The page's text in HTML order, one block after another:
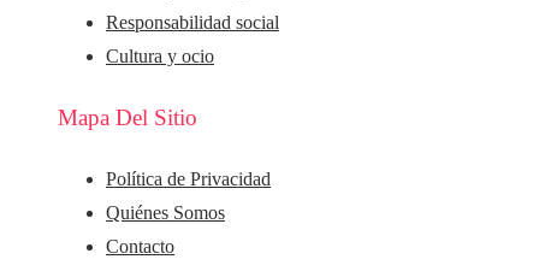
Responsabilidad social
Cultura y ocio
Mapa Del Sitio
Política de Privacidad
Quiénes Somos
Contacto